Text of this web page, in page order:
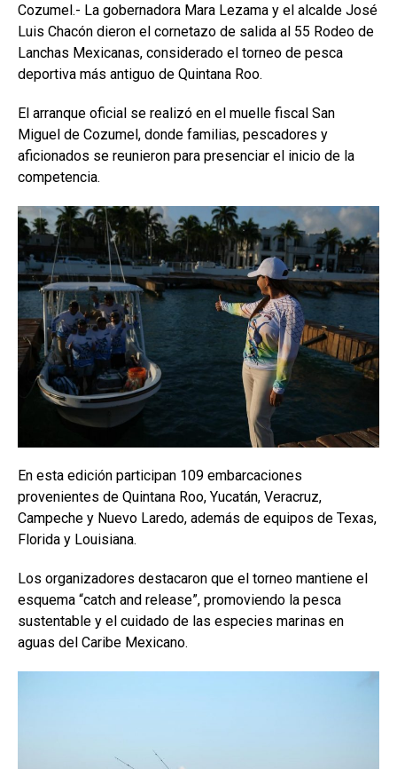
Cozumel.- La gobernadora Mara Lezama y el alcalde José
Luis Chacón dieron el cornetazo de salida al 55 Rodeo de
Lanchas Mexicanas, considerado el torneo de pesca
deportiva más antiguo de Quintana Roo.
El arranque oficial se realizó en el muelle fiscal San
Miguel de Cozumel, donde familias, pescadores y
aficionados se reunieron para presenciar el inicio de la
competencia.
En esta edición participan 109 embarcaciones
provenientes de Quintana Roo, Yucatán, Veracruz,
Campeche y Nuevo Laredo, además de equipos de Texas,
Florida y Louisiana.
Los organizadores destacaron que el torneo mantiene el
esquema “catch and release”, promoviendo la pesca
sustentable y el cuidado de las especies marinas en
aguas del Caribe Mexicano.